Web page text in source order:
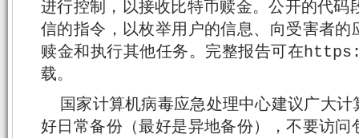
进行控制，以接收比特币赎金。公开的代
信的指令，以枚举用户的信息、向受害者
赎金和执行其他任务。完整报告可
载。
国家计算机病毒应急处理中心建议广大
好日常备份（最好是异地备份），不要访